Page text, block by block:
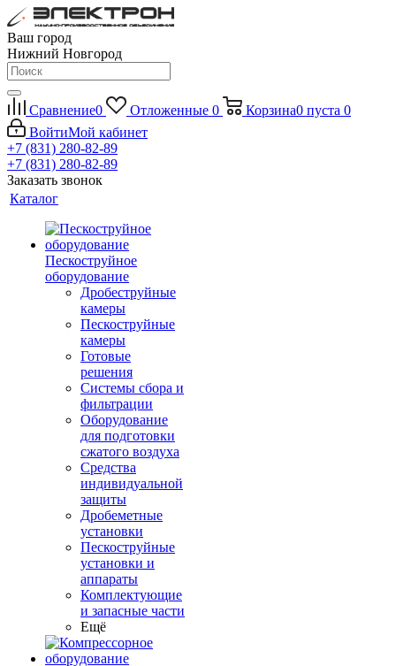
Ваш город
Нижний Новгород
Сравнение0 Отложенные 0 Корзина0 пуста 0
ВойтиМой кабинет
+7 (831) 280-82-89
+7 (831) 280-82-89
Заказать звонок
Каталог
Пескоструйное
оборудование
Дробеструйные
камеры
Пескоструйные
камеры
Готовые
решения
Системы сбора и
фильтрации
Оборудование
для подготовки
сжатого воздуха
Средства
индивидуальной
защиты
Дробеметные
установки
Пескоструйные
установки и
аппараты
Комплектующие
и запасные части
Ещё